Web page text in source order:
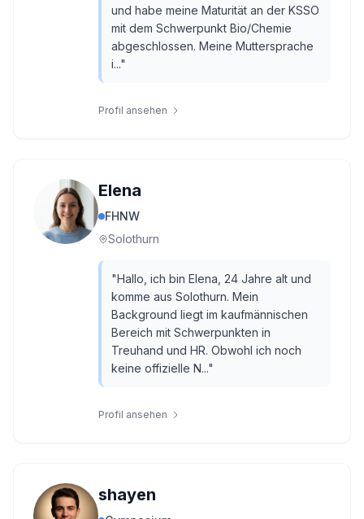
und habe meine Maturität an der KSSO
mit dem Schwerpunkt Bio/Chemie
abgeschlossen. Meine Muttersprache
i..."
Profil ansehen
Elena
FHNW
Solothurn
"Hallo, ich bin Elena, 24 Jahre alt und
komme aus Solothurn. Mein
Background liegt im kaufmännischen
Bereich mit Schwerpunkten in
Treuhand und HR. Obwohl ich noch
keine offizielle N..."
Profil ansehen
shayen